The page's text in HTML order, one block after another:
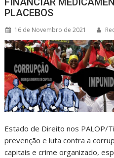
PLACEBOS
16 de Novembro de 2021
Estado de Direito nos PALOP/
prevenção e luta contra a
capitais e crime organizado,